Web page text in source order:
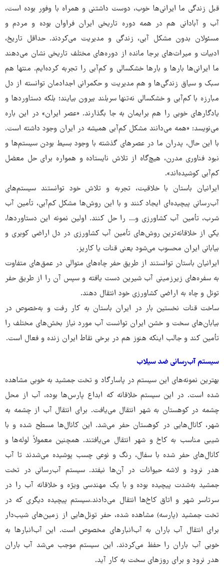
قبل زندگی ما ایرانی‌ها خوب، دوست داشتنی و همراه با وفور بوده است،
آب و آبادانی هم در همه دوره تاریخی ایران فراوان بوده و مردم و
مسئولان بدون مشکل آبی، زندگی و مدیریت می‌کردند. حداقل تاریخ،
ادبیات و میراث‌های برجا مانده از دوره‌های مختلف تاریخی نشان می‌دهند
ما ایرانی‌ها بارها و بارها خشکسالی و کم‌آبی را تجربه کرده‌ایم. منتها هم
سبک و سیاق زندگی‌ها و هم مدیریت و حکمرانی اجدادمان توانسته از دل
مبارزه با کم‌آبی و خشکسالی نه‌تنها سربلند بیرون بیایند؛ بلکه دستاوردها و
یادگارهای خوبی را هم برایمان به جا بگذارند. «عصر ایران» در این باره
می‌نویسد: «همه می‌دانند مشکل کم‌آبی همیشه در ایران وجود داشته است.
با این حال، پدران ما در عصرهای گذشته با وجود بسیط بودن سیستم‌ها و
نبود فناوری مدرن، هیچ‌گاه از تلاش نایستاده و همواره برای حل معضل
کم‌آبی کوشیده‌اند».
ایرانیان باستان با خلاقیت، تجربه و تلاش خود توانستند سیستم‌های
آب‌رسانی پیچیده‌ای ایجاد کنند و با این روش‌ها مشکل کم‌آبی، تأمین آب
شرب، تأمین آب کشاورزی و... را حل کنند. اولین نمونه این دستاوردها،
یکی از خلاقانه‌ترین روش‌های تأمین آب کشاورزی در دل اراضی کویری و
بیابانی ایران محسوب می‌شود یعنی قنات یا کاریز.
ایرانیان باستان توانستند از طریق حفر چاه‌های متوالی در عمق‌های متفاوت
به سفره‌های زیرزمینی آب شیرین دست یافته و سپس آن را از طریق حفر
تونل و چاه به اراضی کشاورزی خود انتقال دهند.
ساخت قنات نخستین بار در ایران باستان به کار رفت و به‌خصوص در
بیابان‌های سخت و خشن ایران توانست آب مورد نیاز بخش‌های مختلف را
تأمین کند و جالب اینکه هنوز هم در برخی نقاط ایران زنده و فعال است.
سیستم آب‌رسانی ضد سیلاب
بهترین نمونه‌های این سیستم در پاسارگاد و تخت جمشید به خوبی مشاهده
شده است. در این سیستم خلاقانه که ابداع پارس‌ها بوده، آب از محل
چشمه در کوهستان به شهر انتقال می‌یافت. برای انتقال آب از چشمه به
شهر، کانال‌هایی در کوهستان حفر می‌شد. این کانال‌ها مسطح شده و با
شیبی مناسب به کاخ و شهر انتقال می‌یافتند. همچنین معمولاً لوله‌ها و
کانال‌های حفر شده با سفال، رنگ و نوعی چسب پوشیده می‌شدند تا آب
هدر نرود و لاشه حیوانات در آن‌ها نیفتد. سیستم آب‌رسانی در تخت
جمشید به‌شدت پیچیده بوده و با یک مهندسی ویژه و خلاقانه آب را در
سرتاسر شهر و اتاق کاخ‌ها انتقال می‌دادند.سیستم پیچیده دیگری که در
تخت جمشید (پارسه) مشاهده شده، حفر تونل‌هایی از زمین‌های شیب‌دار
برای انتقال آب باران به آب‌انبارهای مخصوص است. این آب‌انبارها به
خوبی آب باران را حفظ می‌کردند. این سیستم موجب می‌شد آب باران
هدر نرود و برای روزهای سخت به کار آید.